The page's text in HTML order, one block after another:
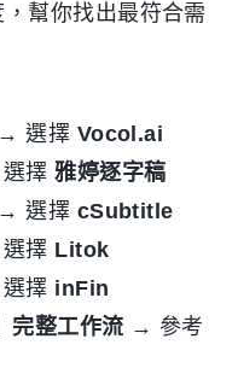
幫你找出最符合需
選擇 Vocol.ai
擇雅婷逐字稿
選擇 cSubtitle
擇 Litok
擇 inFin
整工作流 → 參考